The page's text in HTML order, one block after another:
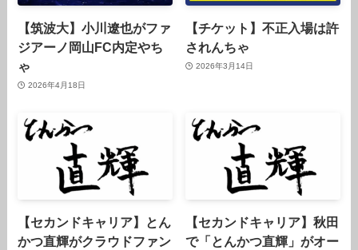
【筑波大】小川遼也がファ
ジアーノ岡山FC内定やち
ゃ
2026年4月18日
【チケット】不正入場は許
されんちゃ
2026年3月14日
【セカンドキャリア】とん
かつ直輝がクラウドファン
【セカンドキャリア】秋田
で「とんかつ直輝」がオー